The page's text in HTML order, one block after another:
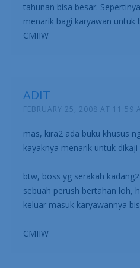
tahunan bisa besar.
menarik bagi karyawan untuk
CMIIW
ADIT
FEBRUARY 25, 2008 AT 11:59
mas, kira2 ada buku khusus
kayaknya menarik untuk
btw, boss yg serakah
sebuah perush bertahan loh,
keluar masuk karyawannya
CMIIW